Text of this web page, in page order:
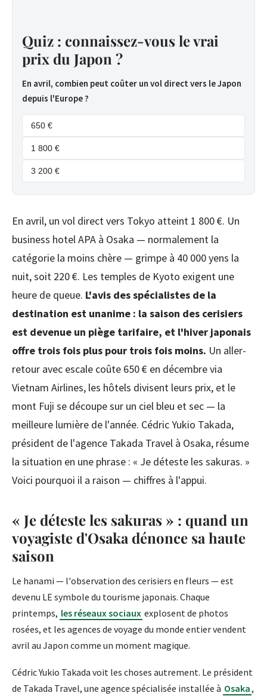
Quiz : connaissez-vous le vrai
prix du Japon ?
En avril, combien peut coûter un vol direct vers le Japon
depuis l'Europe ?
650 €
1 800 €
3 200 €
En avril, un vol direct vers Tokyo atteint 1 800 €. Un
business hotel APA à Osaka — normalement la
catégorie la moins chère — grimpe à 40 000 yens la
nuit, soit 220 €. Les temples de Kyoto exigent une
heure de queue. L'avis des spécialistes de la
destination est unanime : la saison des cerisiers
est devenue un piège tarifaire, et l'hiver japonais
offre trois fois plus pour trois fois moins. Un aller-
retour avec escale coûte 650 € en décembre via
Vietnam Airlines, les hôtels divisent leurs prix, et le
mont Fuji se découpe sur un ciel bleu et sec — la
meilleure lumière de l'année. Cédric Yukio Takada,
président de l'agence Takada Travel à Osaka, résume
la situation en une phrase : « Je déteste les sakuras. »
Voici pourquoi il a raison — chiffres à l'appui.
« Je déteste les sakuras » : quand un
voyagiste d'Osaka dénonce sa haute
saison
Le hanami — l'observation des cerisiers en fleurs — est
devenu LE symbole du tourisme japonais. Chaque
printemps, les réseaux sociaux explosent de photos
rosées, et les agences de voyage du monde entier vendent
avril au Japon comme un moment magique.
Cédric Yukio Takada voit les choses autrement. Le président
de Takada Travel, une agence spécialisée installée à Osaka,